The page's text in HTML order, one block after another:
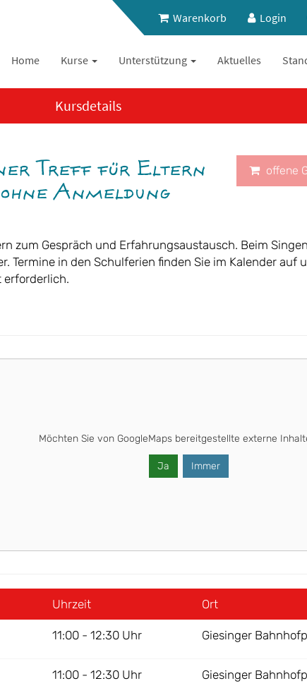
Warenkorb Login
Home Kurse Unterstützung Aktuelles
Kursdetails
Treff für Eltern
Anmeldung
offene
zum Gespräch und Erfahrungsaustausch. Beim
Termine in den Schulferien finden Sie im Kalender auf
Möchten Sie von GoogleMaps bereitgestellte externe
Ja Immer
Uhrzeit Ort
11:00 - 12:30 Uhr Giesinger
11:00 - 12:30 Uhr Giesinger